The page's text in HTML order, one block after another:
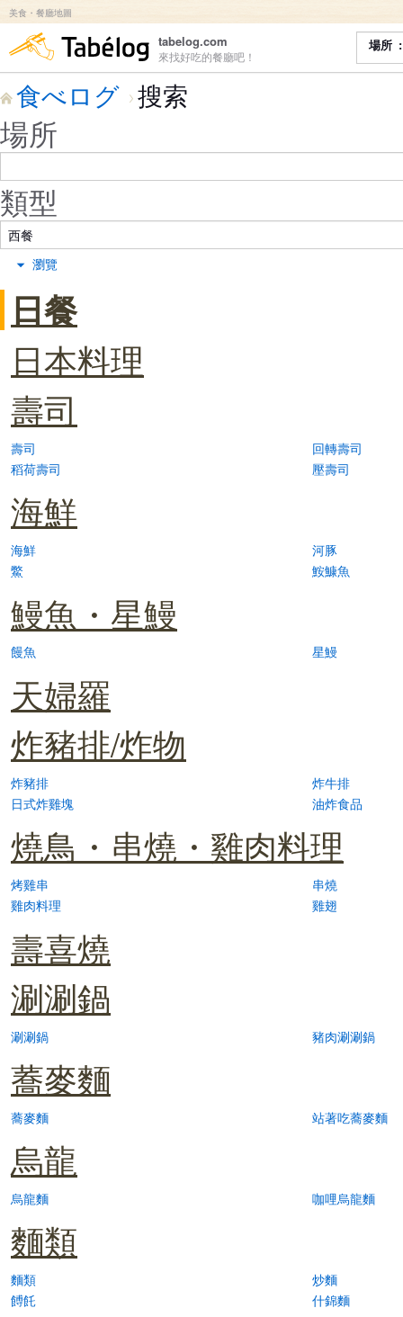
美食・餐廳地圖
食べログ
tabelog.com
來找好吃的餐廳吧！
場所
食べログ 搜索
場所
類型
瀏覽
日餐
日本料理
壽司
壽司
回轉壽司
稻荷壽司
壓壽司
海鮮
海鮮
河豚
鱉
鮟鱇魚
鰻魚・星鰻
饅魚 星鰻
天婦羅
炸豬排/炸物
炸豬排
炸牛排
日式炸雞塊
油炸食品
燒鳥・串燒・雞肉料理
烤雞串
串燒
雞肉料理
雞翅
壽喜燒
涮涮鍋
涮涮鍋 豬肉涮涮鍋
蕎麥麵
蕎麥麵 站著吃蕎麥麵
烏龍
烏龍麵 咖哩烏龍麵
麵類
麵類
炒麵
餺飥
什錦麵